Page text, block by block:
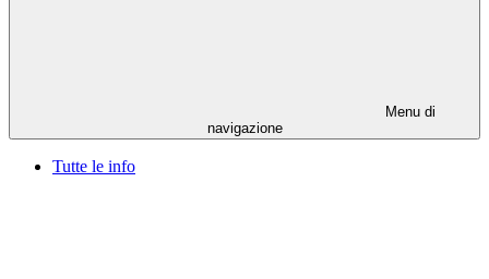
Menu di
navigazione
Tutte le info